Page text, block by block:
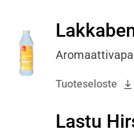
Tuoteseloste
Lastu